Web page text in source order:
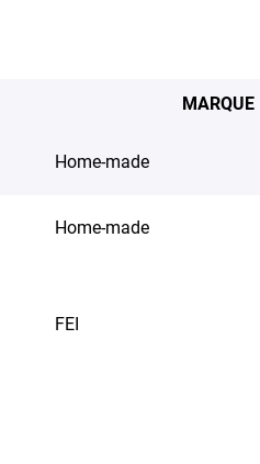
MARQUE
Home-made
Home-made
FEI